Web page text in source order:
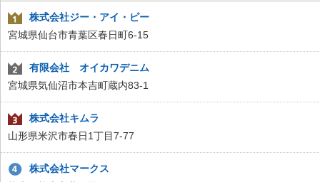
株式会社ジー・アイ・ピー
宮城県仙台市青葉区春日町6-15
有限会社 オイカワデニム
宮城県気仙沼市本吉町蔵内83-1
株式会社キムラ
山形県米沢市春日1丁目7-77
株式会社マークス